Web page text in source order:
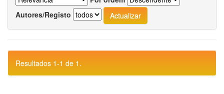
Autores/Registo
Resultados 1-1 de 1.